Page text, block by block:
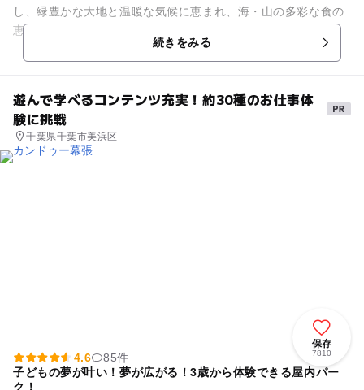
し、緑豊かな大地と温暖な気候に恵まれ、海・山の多彩な食の
恵み、食の豊かさから、“食”によるまちづくりを進めてきまし
続きをみる
遊んで学べるコンテンツ充実！約30種のお仕事体
験に挑戦
千葉県千葉市美浜区
保存
7810
4.6
85件
子どもの夢が叶い！夢が広がる！3歳から体験できる屋内パー
ク！